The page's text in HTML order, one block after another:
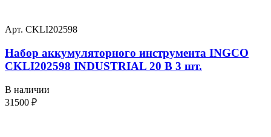
Арт. CKLI202598
Набор аккумуляторного инструмента INGCO
CKLI202598 INDUSTRIAL 20 В 3 шт.
В наличии
31500 ₽